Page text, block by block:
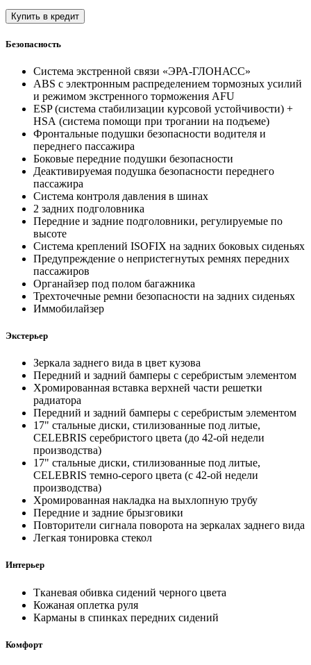
Купить в кредит
Безопасность
Система экстренной связи «ЭРА-ГЛОНАСС»
ABS с электронным распределением тормозных усилий
и режимом экстренного торможения AFU
ESP (система стабилизации курсовой устойчивости) +
HSА (система помощи при трогании на подъеме)
Фронтальные подушки безопасности водителя и
переднего пассажира
Боковые передние подушки безопасности
Деактивируемая подушка безопасности переднего
пассажира
Система контроля давления в шинах
2 задних подголовника
Передние и задние подголовники, регулируемые по
высоте
Система креплений ISOFIX на задних боковых сиденьях
Предупреждение о непристегнутых ремнях передних
пассажиров
Органайзер под полом багажника
Трехточечные ремни безопасности на задних сиденьях
Иммобилайзер
Экстерьер
Зеркала заднего вида в цвет кузова
Передний и задний бамперы с серебристым элементом
Хромированная вставка верхней части решетки
радиатора
Передний и задний бамперы с серебристым элементом
17" стальные диски, стилизованные под литые,
CELEBRIS серебристого цвета (до 42-ой недели
производства)
17" стальные диски, стилизованные под литые,
CELEBRIS темно-серого цвета (с 42-ой недели
производства)
Хромированная накладка на выхлопную трубу
Передние и задние брызговики
Повторители сигнала поворота на зеркалах заднего вида
Легкая тонировка стекол
Интерьер
Тканевая обивка сидений черного цвета
Кожаная оплетка руля
Карманы в спинках передних сидений
Комфорт